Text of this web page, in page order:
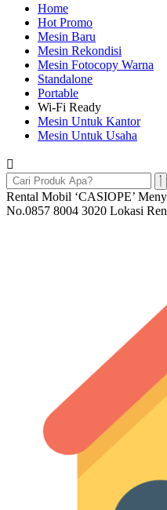
Home
Hot Promo
Mesin Baru
Mesin Rekondisi
Mesin Fotocopy Warna
Standalone
Portable
Wi-Fi Ready
Mesin Untuk Kantor
Mesin Untuk Usaha
Rental Mobil ‘CASIOPE’
No.0857 8004 3020 Lokasi